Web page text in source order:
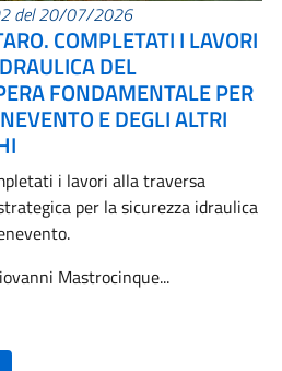
del 20/07/2026
COMPLETATI I LAVORI
DEL
FONDAMENTALE PER
E DEGLI ALTRI
i lavori alla traversa
per la sicurezza idraulica
Mastrocinque...